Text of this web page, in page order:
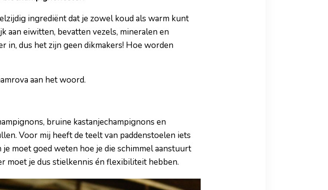
ingrediënt dat je zowel koud als warm kunt
aan eiwitten, bevatten vezels, mineralen en
in, dus het zijn geen dikmakers! Hoe worden
aan het woord.
bruine kastanjechampignons en
Voor mij heeft de teelt van paddenstoelen iets
moet goed weten hoe je die schimmel aanstuurt
moet je dus stielkennis én flexibiliteit hebben.